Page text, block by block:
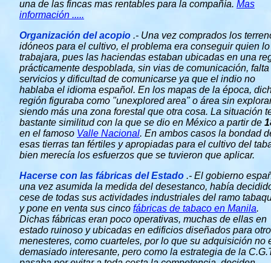
una de las fincas mas rentables para la compañía. Mas
información .....
Organización del acopio .- Una vez comprados los
idóneos para el cultivo, el problema era conseguir quien lo
trabajara, pues las haciendas estaban ubicadas en una
prácticamente despoblada, sin vias de comunicación, falta
servicios y dificultad de comunicarse ya que el indio no
hablaba el idioma español. En los mapas de la época,
región figuraba como "unexplored area" o área sin
siendo más una zona forestal que otra cosa. La situación
bastante similitud con la que se dio en México a partir de
en el famoso Valle Nacional. En ambos casos la bondad
esas tierras tan fértiles y apropiadas para el cultivo del
bien merecía los esfuerzos que se tuvieron que aplicar.
Hacerse con las fábricas del Estado .- El gobierno
una vez asumida la medida del desestanco, había
cese de todas sus actividades industriales del ramo
y pone en venta sus cinco fábricas de tabaco en Manila.
Dichas fábricas eran poco operativas, muchas de ellas en
estado ruinoso y ubicadas en edificios diseñados para
menesteres, como cuarteles, por lo que su adquisición no
demasiado interesante, pero como la estrategia de la